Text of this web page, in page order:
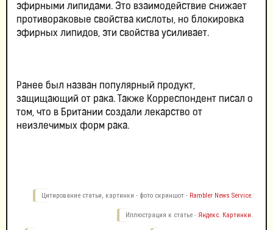
эфирными липидами. Это взаимодействие снижает
противораковые свойства кислоты, но блокировка
эфирных липидов, эти свойства усиливает.
Ранее был назван популярный продукт,
защищающий от рака. Также Корреспондент писал о
том, что в Британии создали лекарство от
неизлечимых форм рака.
Цитирование статьи, картинки - фото скриншот - Rambler News Service.
Иллюстрация к статье - Яндекс. Картинки.